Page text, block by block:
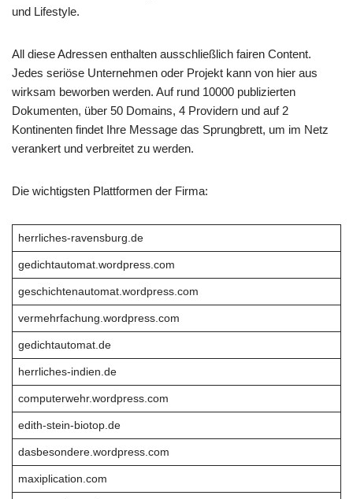
und Lifestyle.
All diese Adressen enthalten ausschließlich fairen Content.
Jedes seriöse Unternehmen oder Projekt kann von hier aus
wirksam beworben werden. Auf rund 10000 publizierten
Dokumenten, über 50 Domains, 4 Providern und auf 2
Kontinenten findet Ihre Message das Sprungbrett, um im Netz
verankert und verbreitet zu werden.
Die wichtigsten Plattformen der Firma:
herrliches-ravensburg.de
gedichtautomat.wordpress.com
geschichtenautomat.wordpress.com
vermehrfachung.wordpress.com
gedichtautomat.de
herrliches-indien.de
computerwehr.wordpress.com
edith-stein-biotop.de
dasbesondere.wordpress.com
maxiplication.com